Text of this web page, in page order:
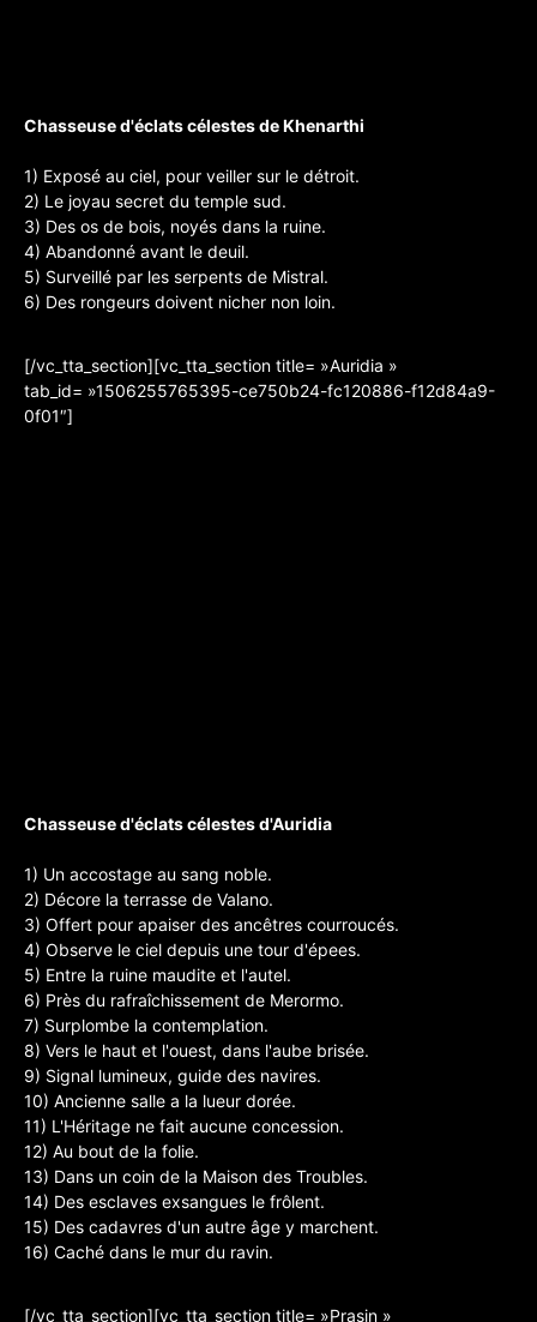
Chasseuse d'éclats célestes de Khenarthi
1) Exposé au ciel, pour veiller sur le détroit.
2) Le joyau secret du temple sud.
3) Des os de bois, noyés dans la ruine.
4) Abandonné avant le deuil.
5) Surveillé par les serpents de Mistral.
6) Des rongeurs doivent nicher non loin.
[/vc_tta_section][vc_tta_section title= »Auridia »
tab_id= »1506255765395-ce750b24-fc120886-f12d84a9-
0f01″]
Chasseuse d'éclats célestes d'Auridia
1) Un accostage au sang noble.
2) Décore la terrasse de Valano.
3) Offert pour apaiser des ancêtres courroucés.
4) Observe le ciel depuis une tour d'épees.
5) Entre la ruine maudite et l'autel.
6) Près du rafraîchissement de Merormo.
7) Surplombe la contemplation.
8) Vers le haut et l'ouest, dans l'aube brisée.
9) Signal lumineux, guide des navires.
10) Ancienne salle a la lueur dorée.
11) L'Héritage ne fait aucune concession.
12) Au bout de la folie.
13) Dans un coin de la Maison des Troubles.
14) Des esclaves exsangues le frôlent.
15) Des cadavres d'un autre âge y marchent.
16) Caché dans le mur du ravin.
[/vc_tta_section][vc_tta_section title= »Prasin »